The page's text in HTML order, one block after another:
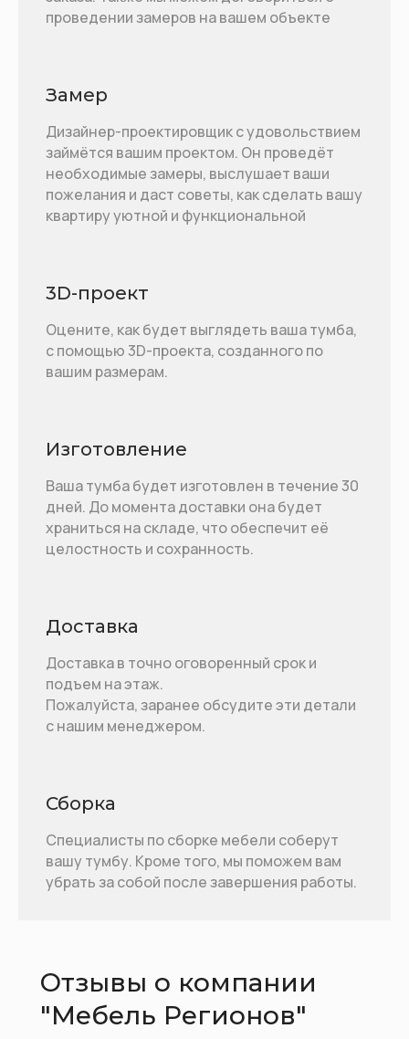
проведении замеров на вашем объекте
Замер
Дизайнер-проектировщик с удовольствием
займётся вашим проектом. Он проведёт
необходимые замеры, выслушает ваши
пожелания и даст советы, как сделать вашу
квартиру уютной и функциональной
3D-проект
Оцените, как будет выглядеть ваша тумба,
с помощью 3D-проекта, созданного по
вашим размерам.
Изготовление
Ваша тумба будет изготовлен в течение 30
дней. До момента доставки она будет
храниться на складе, что обеспечит её
целостность и сохранность.
Доставка
Доставка в точно оговоренный срок и
подъем на этаж.
Пожалуйста, заранее обсудите эти детали
с нашим менеджером.
Сборка
Специалисты по сборке мебели соберут
вашу тумбу. Кроме того, мы поможем вам
убрать за собой после завершения работы.
Отзывы о компании
"Мебель Регионов"